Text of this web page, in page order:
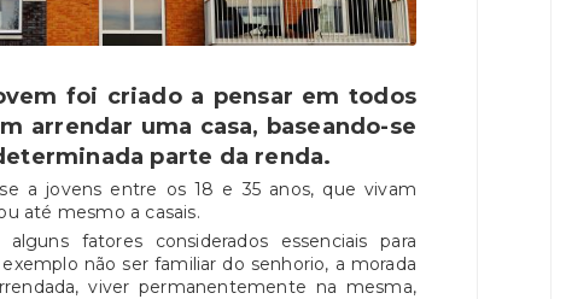
foi criado a pensar em todos
arrendar uma casa, baseando-se
parte da renda.
a jovens entre os 18 e 35 anos, que vivam
até mesmo a casais.
fatores considerados essenciais para
não ser familiar do senhorio, a morada
viver permanentemente na mesma,